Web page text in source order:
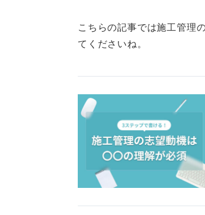
調整役の経験が
施工管理は、現場の職
ミュニケーションや調
そのため、そうした調
験でそのような役割を
常に有効です。
こちらの記事では施工管理
てくださいね。